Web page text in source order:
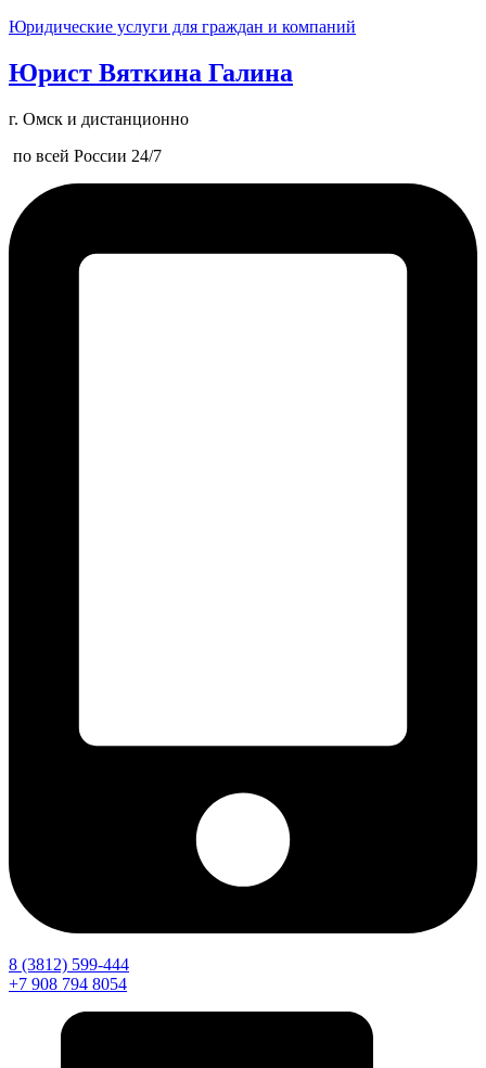
Юридические услуги для граждан и компаний
Юрист Вяткина Галина
г. Омск и дистанционно
по всей России 24/7
8 (3812) 599-444
+7 908 794 8054